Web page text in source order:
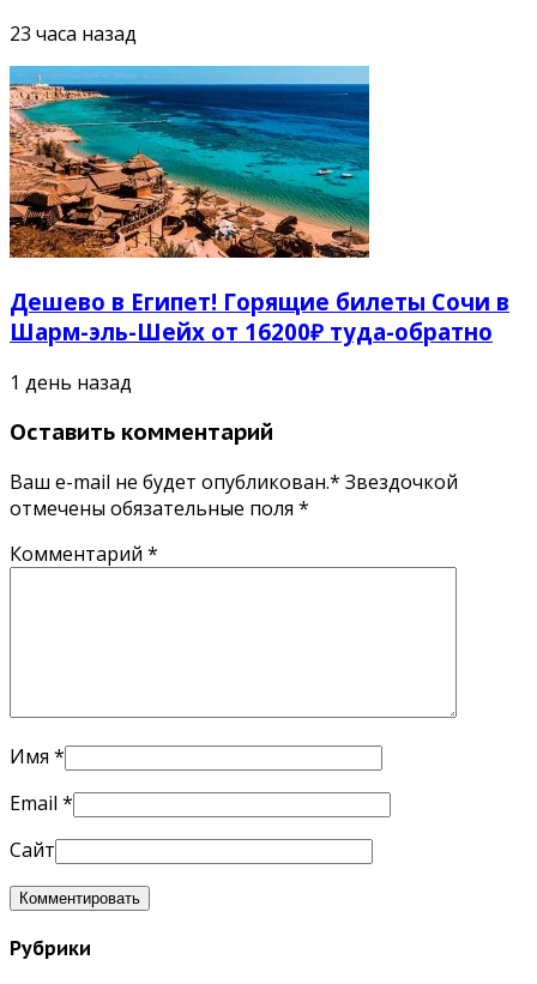
23 часа назад
Дешево в Египет! Горящие билеты Сочи в
Шарм-эль-Шейх от 16200₽ туда-обратно
1 день назад
Оставить комментарий
Ваш e-mail не будет опубликован.* Звездочкой
отмечены обязательные поля *
Комментарий *
Имя *
Email *
Сайт
Рубрики